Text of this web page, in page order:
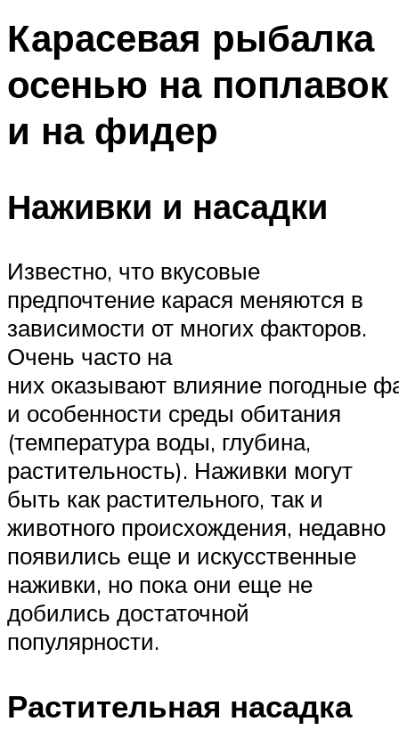
Карасевая рыбалка
осенью на поплавок
и на фидер
Наживки и насадки
Известно, что вкусовые
предпочтение карася меняются в
зависимости от многих факторов.
Очень часто на
них оказывают влияние погодные
и особенности среды обитания
(температура воды, глубина,
растительность). Наживки могут
быть как растительного, так и
животного происхождения, недавно
появились еще и искусственные
наживки, но пока они еще не
добились достаточной
популярности.
Растительная насадка